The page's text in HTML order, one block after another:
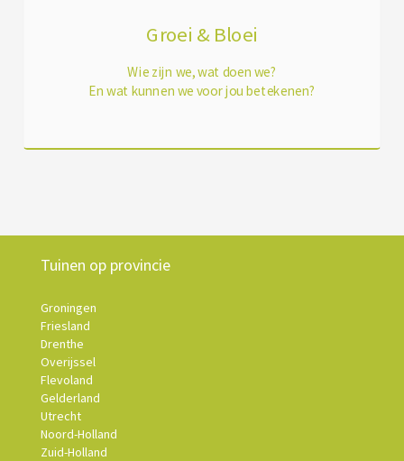
Groei & Bloei
Wie zijn we, wat doen we?
En wat kunnen we voor jou betekenen?
Tuinen op provincie
Groningen
Friesland
Drenthe
Overijssel
Flevoland
Gelderland
Utrecht
Noord-Holland
Zuid-Holland